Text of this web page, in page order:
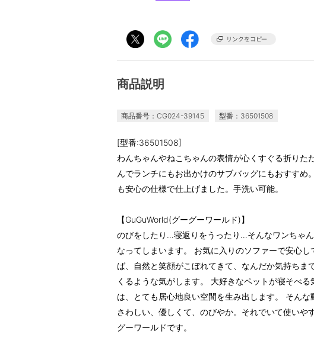
商品説明
商品番号：CG024-39145 型番：36501508
[型番:36501508]
わんちゃんやねこちゃんの表情が心くすぐる折りた
んでランチにもお出かけのサブバッグにもおすすめ
も安心の仕様で仕上げました。手洗い可能。
【GuGuWorld(グーグーワールド)】
のびをしたり…寝返りをうったり…そんなワンちゃ
なってしまいます。 お気に入りのソファーで安心
ば、自然と笑顔がこぼれてきて、なんだか気持ちま
くるような気がします。 大好きなペットが寝そべ
は、とても居心地良い空間を生み出します。 そん
さわしい、優しくて、のびやか。それでいて使いや
グーワールドです。